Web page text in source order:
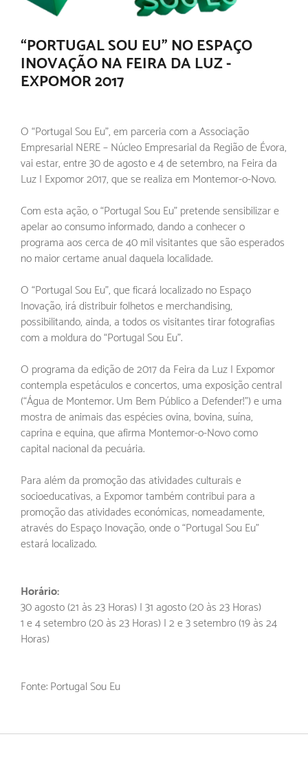
“PORTUGAL SOU EU” NO ESPAÇO
INOVAÇÃO NA FEIRA DA LUZ -
EXPOMOR 2017
O “Portugal Sou Eu”, em parceria com a Associação
Empresarial NERE – Núcleo Empresarial da Região de Évora,
vai estar, entre 30 de agosto e 4 de setembro, na Feira da
Luz | Expomor 2017, que se realiza em Montemor-o-Novo.
Com esta ação, o “Portugal Sou Eu” pretende sensibilizar e
apelar ao consumo informado, dando a conhecer o
programa aos cerca de 40 mil visitantes que são esperados
no maior certame anual daquela localidade.
O “Portugal Sou Eu”, que ficará localizado no Espaço
Inovação, irá distribuir folhetos e merchandising,
possibilitando, ainda, a todos os visitantes tirar fotografias
com a moldura do “Portugal Sou Eu”.
O programa da edição de 2017 da Feira da Luz | Expomor
contempla espetáculos e concertos, uma exposição central
(“Água de Montemor. Um Bem Público a Defender!”) e uma
mostra de animais das espécies ovina, bovina, suína,
caprina e equina, que afirma Montemor-o-Novo como
capital nacional da pecuária.
Para além da promoção das atividades culturais e
socioeducativas, a Expomor também contribui para a
promoção das atividades económicas, nomeadamente,
através do Espaço Inovação, onde o “Portugal Sou Eu”
estará localizado.
Horário:
30 agosto (21 às 23 Horas) | 31 agosto (20 às 23 Horas)
1 e 4 setembro (20 às 23 Horas) | 2 e 3 setembro (19 às 24
Horas)
Fonte: Portugal Sou Eu